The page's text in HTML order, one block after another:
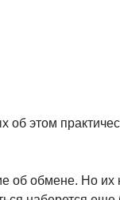
об этом
об обмене. Но их